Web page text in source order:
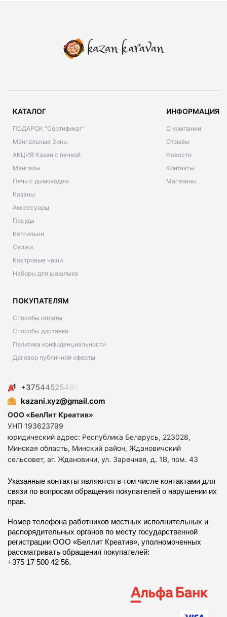
КАТАЛОГ
ПОДАРОК "Сертификат"
Мангальные Зоны
АКЦИЯ Казан с печкой
Мангалы
Печи с дымоходом
Казаны
Аксессуары
Посуда
Коптильни
Саджи
Костровые чаши
Наборы для шашлыка
ИНФОРМАЦИЯ
О компании
Отзывы
Новости
Контакты
Магазины
ПОКУПАТЕЛЯМ
Способы оплаты
Способы доставки
Политика конфиденциальности
Договор публичной оферты
+3754452549
kazani.xyz@gmail.com
ООО «БелЛит Креатив»
УНП 193623799
юридический адрес: Республика Беларусь, 223028,
Минская область, Минский район, Ждановичский
сельсовет, аг. Ждановичи, ул. Заречная, д. 1В, пом. 43
Указанные контакты являются в том числе контактами для
связи по вопросам обращения покупателей о нарушении их
прав.
Номер телефона работников местных исполнительных и
распорядительных органов по месту государственной
регистрации ООО «Беллит Креатив», уполномоченных
рассматривать обращения покупателей:
+375 17 500 42 56.